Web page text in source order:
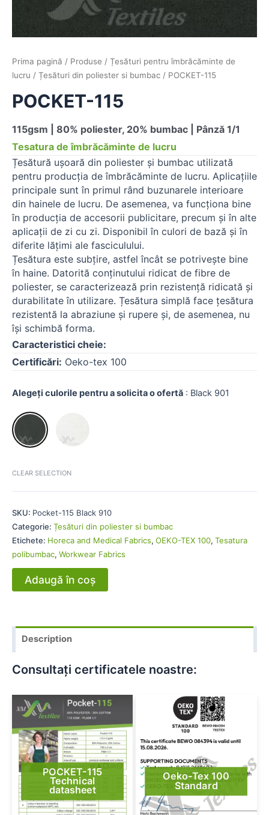
Prima pagină / Produse / Țesături pentru îmbrăcăminte de
lucru / Țesături din poliester si bumbac / POCKET-115
POCKET-115
115gsm | 80% poliester, 20% bumbac | Pânză 1/1
Tesatura de îmbrăcăminte de lucru
Țesătură ușoară din poliester și bumbac utilizată
pentru producția de îmbrăcăminte de lucru. Aplicațiile
principale sunt în primul rând buzunarele interioare
din hainele de lucru. De asemenea, va funcționa bine
în producția de accesorii publicitare, precum și în alte
aplicații de zi cu zi. Disponibil în culori de bază și în
diferite lățimi ale fasciculului.
Țesătura este subțire, astfel încât se potrivește bine
în haine. Datorită conținutului ridicat de fibre de
poliester, se caracterizează prin rezistență ridicată și
durabilitate în utilizare. Țesătura simplă face țesătura
rezistentă la abraziune și rupere și, de asemenea, nu
își schimbă forma.
Caracteristici cheie:
Certificări: Oeko-tex 100
Alegeți culorile pentru a solicita o ofertă : Black 901
CLEAR SELECTION
SKU: Pocket-115 Black 910
Categorie: Țesături din poliester si bumbac
Etichete: Horeca and Medical Fabrics, OEKO-TEX 100, Tesatura
polibumbac, Workwear Fabrics
Adaugă în coș
Description
Consultați certificatele noastre:
POCKET-115
Technical
datasheet
Oeko-Tex 100
Standard